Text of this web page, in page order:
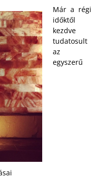
Már a régi
időktől
kezdve
tudatosult
az
egyszerű